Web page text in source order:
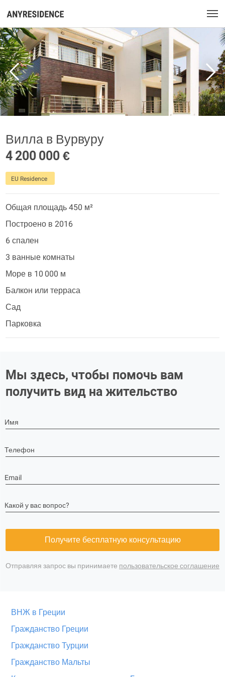
Вилла в Вурвуру
4 200 000 €
EU Residence
Общая площадь 450 м²
Построено в 2016
6 спален
3 ванные комнаты
Море в 10 000 м
Балкон или терраса
Сад
Парковка
Мы здесь, чтобы помочь вам
получить вид на жительство
Имя
Телефон
Email
Какой у вас вопрос?
Получите бесплатную консультацию
Отправляя запрос вы принимаете пользовательское соглашение
ВНЖ в Греции
Гражданство Греции
Гражданство Турции
Гражданство Мальты